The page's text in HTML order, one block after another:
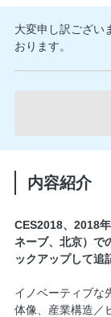
大変申し訳ござい
おります。
内容紹介
CES2018、2018
ネーブ、北京）で
ックアップして追
イノベーティブな
体像、産業構造／